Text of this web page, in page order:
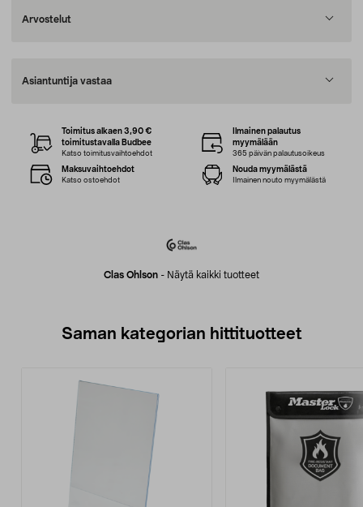
Arvostelut
Asiantuntija vastaa
Clas Ohlson - Näytä kaikki tuotteet
Toimitus alkaen 3,90 €
toimitustavalla Budbee
Katso toimitusvaihtoehdot
Ilmainen palautus
myymälään
365 päivän palautusoikeus
Maksuvaihtoehdot
Katso ostoehdot
Nouda myymälästä
Ilmainen nouto myymälästä
Saman kategorian hittituotteet